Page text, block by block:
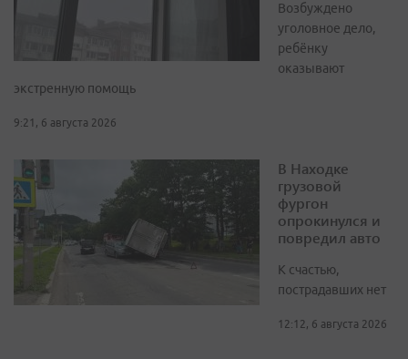
Возбуждено
уголовное дело,
ребёнку
оказывают
экстренную помощь
9:21, 6 августа 2026
В Находке
грузовой
фургон
опрокинулся и
повредил авто
К счастью,
пострадавших нет
12:12, 6 августа 2026